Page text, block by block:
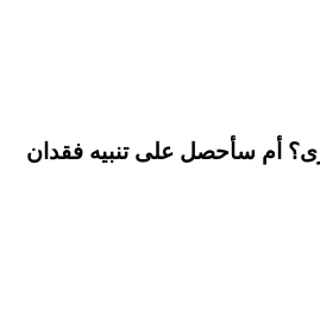
السكر مرة أخرى؟ أم سأحصل على تنبيه فقدان